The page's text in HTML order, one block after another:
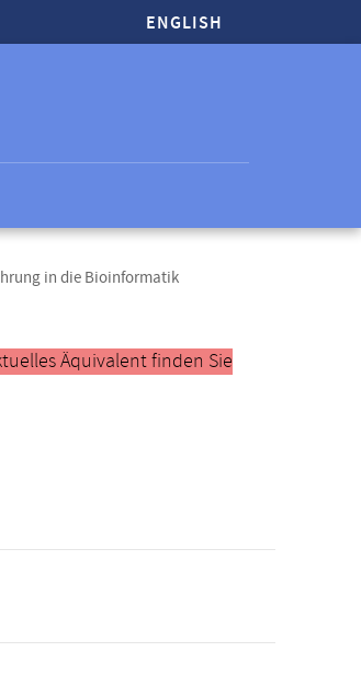
ENGLISH
in die Bioinformatik
Äquivalent finden Sie